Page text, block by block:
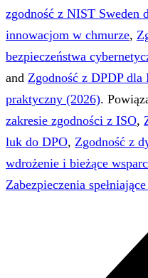
zgodność z NIST Sweden
innowacjom w chmurze,
bezpieczeństwa
and Zgodność z DPDP
praktyczny (2026).
zakresie zgodności z ISO,
luk do DPO, Zgodność z
wdrożenie i bieżące
Zabezpieczenia